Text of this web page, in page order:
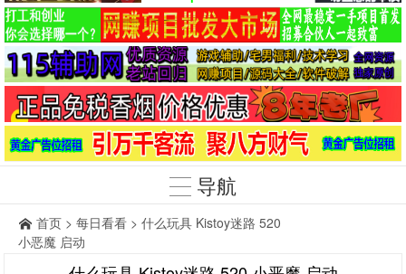
导航
首页 > 每日看看 > 什么玩具 Kistoy迷路 520
小恶魔 启动